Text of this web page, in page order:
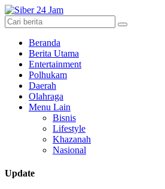
Beranda
Berita Utama
Entertainment
Polhukam
Daerah
Olahraga
Menu Lain
Bisnis
Lifestyle
Khazanah
Nasional
Update